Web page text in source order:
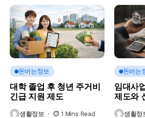
돈버는정보
대학 졸업 후 청년 주거비
긴급 지원 제도
생활정보 1 Mins Read
돈버는
임대사
제도와
생활정